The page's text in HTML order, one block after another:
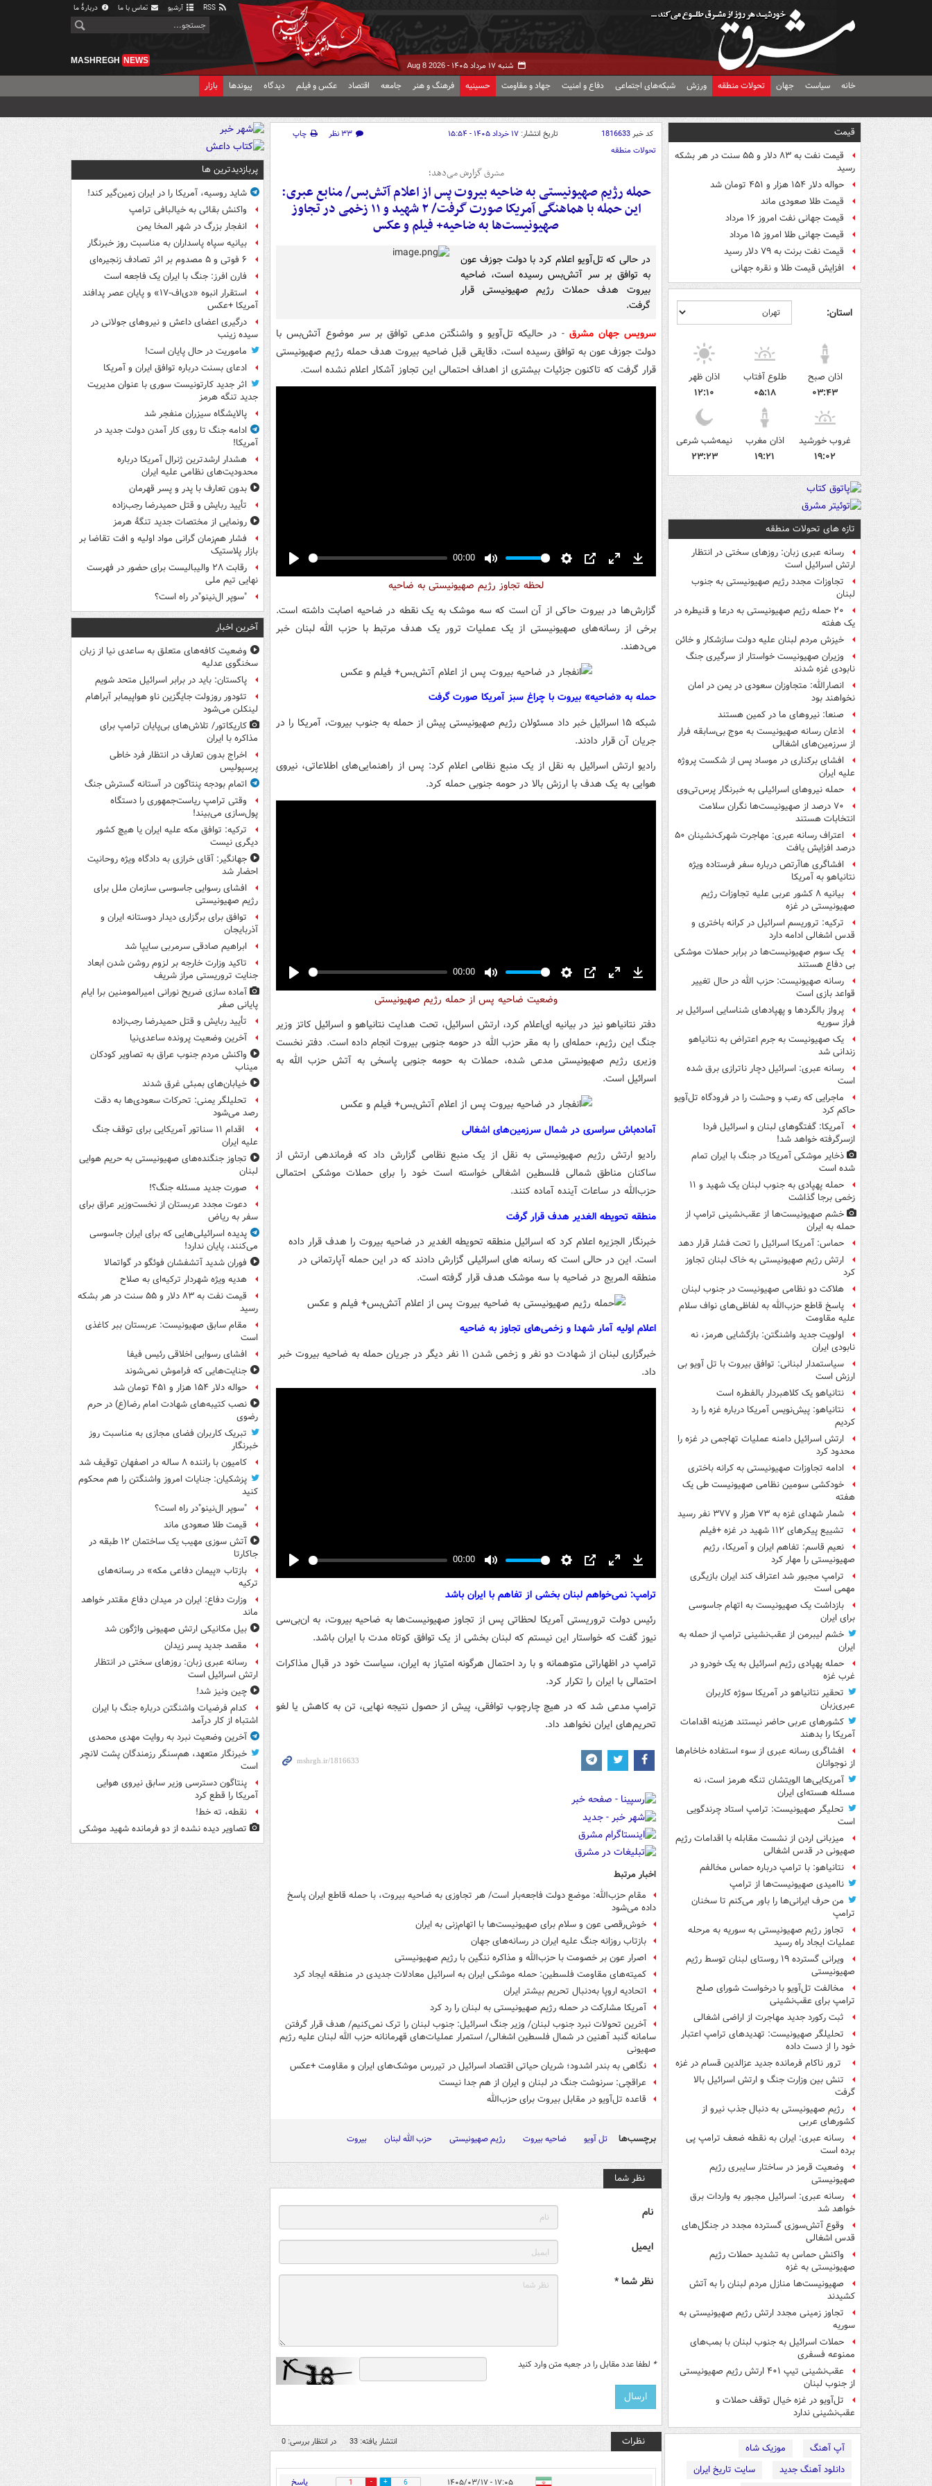
آرشیو تماس با ما دربارهٔ ما
شنبه ۱۷ مرداد ۱۴۰۵ - Aug 8 2026
MASHREGH NEWS
خانه سیاست جهان تحولات منطقه ورزش شبکه‌های اجتماعی دفاع و امنیت جهاد و مقاومت حسینیه فرهنگ و هنر جامعه اقتصاد عکس و فیلم دیدگاه پیوندها بازار
قیمت
قیمت نفت به ۸۳ دلار و ۵۵ سنت در هر بشکه
رسید
حواله دلار ۱۵۴ هزار و ۴۵۱ تومان شد
قیمت طلا صعودی ماند
قیمت جهانی نفت امروز ۱۶ مرداد
قیمت جهانی طلا امروز ۱۵ مرداد
قیمت نفت برنت به ۷۹ دلار رسید
افزایش قیمت طلا و نقره جهانی
استان:
اذان صبح
۰۳:۴۳
طلوع آفتاب
۰۵:۱۸
اذان ظهر
۱۲:۱۰
غروب خورشید
۱۹:۰۲
اذان مغرب
۱۹:۲۱
نیمه‌شب شرعی
۲۳:۲۳
تازه های تحولات منطقه
رسانه عبری زبان: روزهای سختی در انتظار
ارتش اسرائیل است
تجاوزات مجدد رژیم صهیونیستی به جنوب
لبنان
۲۰ حمله رژیم صهیونیستی به درعا و قنیطره در
یک هفته
خیزش مردم لبنان علیه دولت سازشکار و خائن
وزیران صهیونیست خواستار از سرگیری جنگ
نابودی غزه شدند
انصارالله: متجاوزان سعودی در یمن در امان
نخواهند بود
صنعا: نیروهای ما در کمین‌ هستند
اذعان رسانه صهیونیست به موج بی‌سابقه فرار
از سرزمین‌های اشغالی
افشای برکناری در موساد پس از شکست پروژه
علیه ایران
حمله نیروهای اسرائیلی به خبرنگار پرس‌تی‌وی
۷۰ درصد از صهیونیست‌ها نگران سلامت
انتخابات هستند
اعتراف رسانه عبری: مهاجرت شهرک‌نشینان ۵۰
درصد افزایش یافت
افشاگری هاآرتص درباره سفر فرستاده ویژه
نتانیاهو به آمریکا
بیانیه ۸ کشور عربی علیه تجاوزات رژیم
صهیونیستی در غزه
ترکیه: تروریسم اسرائیل در کرانه باختری و
قدس اشغالی ادامه دارد
یک‌ سوم صهیونیست‌ها در برابر حملات موشکی
بی دفاع هستند
رسانه صهیونیست: حزب الله در حال تغییر
قواعد بازی است
پرواز بالگردها و پهپادهای شناسایی اسرائیل بر
فراز سوریه
یک صهیونیست به جرم اعتراض به نتانیاهو
زندانی شد
رسانه عبری: اسرائیل دچار ناترازی برق شده
است
ماجرایی که رعب و وحشت را در فرودگاه تل‌آویو
حاکم کرد
آمریکا: گفتگوهای لبنان و اسرائیل فردا
ازسرگرفته خواهد شد!
ذخایر موشکی آمریکا در جنگ با ایران تمام
شده است
حمله پهپادی به جنوب لبنان یک شهید و ۱۱
زخمی برجا گذاشت
خشم صهیونیست‌ها از عقب‌نشینی ترامپ از
حمله به ایران
حماس: آمریکا اسرائیل را تحت فشار قرار دهد
ارتش رژیم صهیونیستی به خاک لبنان تجاوز
کرد
هلاکت دو نظامی صهیونیست در جنوب لبنان
پاسخ قاطع حزب‌الله به لفاظی‌های نواف سلام
علیه مقاومت
اولویت جدید واشنگتن: بازگشایی هرمز، نه
نابودی ایران
سیاستمدار لبنانی: توافق بیروت با تل آویو بی
ارزش است
نتانیاهو یک کلاهبردار بالفطره است
نتانیاهو: پیش‌نویس آمریکا درباره غزه را رد
کردیم
ارتش اسرائیل دامنه عملیات تهاجمی در غزه را
محدود کرد
ادامه تجاوزات صهیونیستی به کرانه باختری
خودکشی سومین نظامی صهیونیست طی یک
هفته
شمار شهدای غزه به ۷۳ هزار و ۳۷۷ نفر رسید
تشییع پیکرهای ۱۱۲ شهید در غزه +فیلم
نعیم قاسم: تفاهم ایران و آمریکا، رژیم
صهیونیستی را مهار کرد
ترامپ مجبور شد اعتراف کند ایران بازیگری
مهمی است
بازداشت یک صهیونیست به اتهام جاسوسی
برای ایران
خشم لیبرمن از عقب‌نشینی ترامپ از حمله به
ایران
حمله پهپادی رژیم اسرائیل به یک خودرو در
غرب غزه
تحقیر نتانیاهو در آمریکا سوژه کاربران
عبری‌زبان
کشورهای عربی حاضر نیستند هزینه اقدامات
آمریکا را بدهند
افشاگری رسانه عبری از سوء استفاده خاخام‌ها
از نوجوانان
آمریکایی‌ها الویتشان تنگه هرمز است، نه
مسئله هسته‌ای ایران
تحلیگر صهیونیست: ترامپ استاد چرندگویی
است
میزبانی اردن از نشست مقابله با اقدامات رژیم
صهیونی در قدس اشغالی
نتانیاهو: با ترامپ درباره حماس مخالفم
ناامیدی صهیونیست‌ها از ترامپ
من حرف ایرانی‌ها را باور می‌کنم تا سخنان
ترامپ
تجاوز رژیم صهیونیستی به سوریه به مرحله
عملیات ایجاد راه رسید
ویرانی گسترده ۱۹ روستای لبنان توسط رژیم
صهیونیستی
مخالفت تل‌آویو با درخواست شورای صلح
ترامپ برای عقب‌نشینی
ثبت رکورد جدید مهاجرت از اراضی اشغالی
تحلیلگر صهیونیست: تهدیدهای ترامپ اعتبار
خود را از دست داده
ترور ناکام فرمانده جدید عزالدین قسام در غزه
تنش بین وزارت جنگ و ارتش اسرائیل بالا
گرفت
رژیم صهیونیستی به دنبال جذب نیرو از
کشورهای عربی
رسانه عبری: ایران به نقطه ضعف ترامپ پی
برده است
وضعیت قرمز در ساختار سایبری رژیم
صهیونیستی
رسانه عبری: اسرائیل مجبور به واردات برق
خواهد شد
وقوع آتش‌سوزی گسترده مجدد در جنگل‌های
قدس اشغالی
واکنش حماس به تشدید حملات رژیم
صهیونیستی به غزه
صهیونیست‌ها منازل مردم لبنان را به ‌آتش
کشیدند
تجاوز زمینی مجدد ارتش رژیم صهیونیستی به
سوریه
حملات اسرائیل به جنوب لبنان با بمب‌های
ممنوعه فسفری
عقب‌نشینی تیپ ۴۰۱ ارتش رژیم صهیونیستی
از جنوب لبنان
تل‌آویو در غزه خیال توقف حملات و
عقب‌نشینی ندارد
آپ آهنگ
موزیک شاه
دانلود آهنگ جدید
سایت تاریخ ایران
کد خبر1816633 تاریخ انتشار: ۱۷ خرداد ۱۴۰۵ - ۱۵:۵۴ ۳۳ نظر
چاپ
تحولات منطقه
مشرق گزارش می‌دهد؛
حمله رژیم صهیونیستی به ضاحیه بیروت پس از اعلام آتش‌بس/ منابع عبری:
این حمله با هماهنگی آمریکا صورت گرفت/ ۲ شهید و ۱۱ زخمی در تجاوز
صهیونیست‌ها به ضاحیه+ فیلم و عکس
در حالی که تل‌آویو اعلام کرد با دولت جوزف عون
به توافق بر سر آتش‌بس رسیده است، ضاحیه
بیروت هدف حملات رژیم صهیونیستی قرار
گرفت.
سرویس جهان مشرق - در حالیکه تل‌آویو و واشنگتن مدعی توافق بر سر موضوع آتش‌بس با
دولت جوزف عون به توافق رسیده است، دقایقی قبل ضاحیه بیروت هدف حمله رژیم صهیونیستی
قرار گرفت که تاکنون جزئیات بیشتری از اهداف احتمالی این تجاوز آشکار اعلام نشده است.
00:00
لحظه تجاوز رژیم صهیونیستی به ضاحیه
گزارش‌ها در بیروت حاکی از آن است که سه موشک به یک نقطه در ضاحیه اصابت داشته است.
برخی از رسانه‌های صهیونیستی از یک عملیات ترور یک هدف مرتبط با حزب الله لبنان خبر
می‌دهند.
حمله به «ضاحیه» بیروت با چراغ سبز آمریکا صورت گرفت
شبکه ۱۵ اسرائیل خبر داد مسئولان رژیم صهیونیستی پیش از حمله به جنوب بیروت، آمریکا را در
جریان آن قرار دادند.
رادیو ارتش اسرائیل به نقل از یک منبع نظامی اعلام کرد: پس از راهنمایی‌های اطلاعاتی، نیروی
هوایی به یک هدف با ارزش بالا در حومه جنوبی حمله کرد.
00:00
وضعیت ضاحیه پس از حمله رژیم صهیونیستی
دفتر نتانیاهو نیز در بیانیه ای‌اعلام کرد، ارتش اسرائیل، تحت هدایت نتانیاهو و اسرائیل کاتز وزیر
جنگ این رژیم، حمله‌ای را به مقر حزب الله در حومه جنوبی بیروت انجام داده است. دفتر نخست
وزیری رژیم صهیونیستی مدعی شده، حملات به حومه جنوبی پاسخی به آتش حزب الله به
اسرائیل است.
آماده‌باش سراسری در شمال سرزمین‌های اشغالی
رادیو ارتش رژیم صهیونیستی به نقل از یک منبع نظامی گزارش داد که فرماندهی ارتش از
ساکنان مناطق شمالی فلسطین اشغالی خواسته است خود را برای حملات موشکی احتمالی
حزب‌الله در ساعات آینده آماده کنند.
منطقه تحویطه الغدیر هدف قرار گرفت
خبرنگار الجزیره اعلام کرد که اسرائیل منطقه تحویطه الغدیر در ضاحیه بیروت را هدف قرار داده
است. این در حالی است که رسانه های اسرائیلی گزارش دادند که در این حمله آپارتمانی در
منطقه المریج در ضاحیه با سه موشک هدف قرار گرفته است.
اعلام اولیه آمار شهدا و زخمی‌های تجاوز به ضاحیه
خبرگزاری لبنان از شهادت دو نفر و زخمی شدن ۱۱ نفر دیگر در جریان حمله به ضاحیه بیروت خبر
داد.
00:00
fullscreen
Download
ترامپ: نمی‌خواهم لبنان بخشی از تفاهم با ایران باشد
رئیس دولت تروریستی آمریکا لحظاتی پس از تجاوز صهیونیست‌ها به ضاحیه بیروت، به ان‌بی‌سی
نیوز گفت که خواستار این نیستم که لبنان بخشی از یک توافق کوتاه مدت با ایران باشد.
ترامپ در اظهاراتی متوهمانه و با رد احتمال هرگونه امتیاز به ایران، سیاست خود در قبال مذاکرات
احتمالی با ایران را تکرار کرد.
ترامپ مدعی شد که در هیچ چارچوب توافقی، پیش از حصول نتیجه نهایی، تن به کاهش یا لغو
تحریم‌های ایران نخواهد داد.
اخبار مرتبط
مقام حزب‌الله: موضع دولت فاجعه‌بار است/ هر تجاوزی به ضاحیه بیروت، با حمله قاطع ایران پاسخ
داده می‌شود
خوش‌رقصی عون و سلام برای صهیونیست‌ها با اتهام‌زنی به ایران
بازتاب روزانه جنگ علیه ایران در رسانه‌های جهان
اصرار عون بر خصومت با حزب‌الله و مذاکره ننگین با رژیم صهیونیستی
کمیته‌های مقاومت فلسطین: حمله موشکی ایران به اسرائیل معادلات جدیدی در منطقه ایجاد کرد
اتحادیه اروپا به‌دنبال تحریم بیشتر ایران
آمریکا مشارکت در حمله رژیم صهیونیستی به لبنان را رد کرد
آخرین تحولات نبرد جنوب لبنان/ وزیر جنگ اسرائیل: جنوب لبنان را ترک نمی‌کنیم/ هدف قرار گرفتن
سامانه گنبد آهنین در شمال فلسطین اشغالی/ استمرار عملیات‌های قهرمانانه حزب الله لبنان علیه رژیم
صهیونی
نگاهی به بندر اشدود؛ شریان حیاتی اقتصاد اسرائیل در تیررس موشک‌های ایران و مقاومت +عکس
عراقچی: سرنوشت جنگ در لبنان و ایران از هم جدا نیست
قاعده تل‌آویو در مقابل بیروت برای حزب‌الله
برچسب‌ها تل آویو ضاحیه بیروت رژیم صهیونیستی حزب الله لبنان بیروت
نظر شما
نام
ایمیل
نظر شما *
* لطفا عدد مقابل را در جعبه متن وارد کنید
نظرات انتشار یافته: 33 در انتظار بررسی: 0
۱۷:۰۵ - ۱۴۰۵/۰۳/۱۷ 6
1 پاسخ
پربازدیدترین ها
شاید روسیه، آمریکا را در ایران زمین‌گیر کند!
واکنش بقائی به خیالبافی ترامپ
انفجار بزرگ در شهر المخا یمن
بیانیه سپاه پاسداران به مناسبت روز خبرنگار
۶ فوتی و ۵ مصدوم بر اثر تصادف زنجیره‌ای
فارن افرز: جنگ با ایران یک فاجعه است
استقرار انبوه «دی‌اف‑۱۷» و پایان عصر پدافند
آمریکا +عکس
درگیری اعضای داعش و نیروهای جولانی در
سیده زینب
ماموریت در حال پایان است!
ادعای بسنت درباره توافق ایران و آمریکا
اثر جدید کارتونیست سوری با عنوان مدیریت
جدید تنگه هرمز
پالایشگاه سیزران منفجر شد
ادامه جنگ تا روی کار آمدن دولت جدید در
آمریکا!
هشدار ارشدترین ژنرال آمریکا درباره
محدودیت‌های نظامی علیه ایران
بدون تعارف با پدر و پسر قهرمان
تأیید ربایش و قتل حمیدرضا رجب‌زاده
رونمایی از مختصات جدید تنگۀ هرمز
فشار هم‌زمان گرانی مواد اولیه و افت تقاضا بر
بازار پلاستیک
رقابت ۲۸ والیبالیست برای حضور در فهرست
نهایی تیم ملی
"سوپر ال‌نینو"در راه است؟
آخرین اخبار
وضعیت کافه‌های متعلق به ساعدی نیا از زبان
سخنگوی عدلیه
پاکستان: باید در برابر اسرائیل متحد شویم
تئودور روزولت جایگزین ناو هواپیمابر آبراهام
لینکلن می‌شود
کاریکاتور/ تلاش‌های بی‌پایان ترامپ برای
مذاکره با ایران
اخراج بدون تعارف در انتظار فرد خاطی
پرسپولیس
اتمام بودجه پنتاگون در آستانه گسترش جنگ
وقتی ترامپ ریاست‌جمهوری را دستگاه
پول‌سازی می‌بیند!
ترکیه: توافق مکه علیه ایران یا هیچ کشور
دیگری نیست
جهانگیر: آقای خرازی به دادگاه ویژه روحانیت
احضار شد
افشای رسوایی جاسوسی سازمان ملل برای
رژیم صهیونیستی
توافق برای برگزاری دیدار دوستانه ایران و
آذربایجان
ابراهیم صادقی سرمربی سایپا شد
تاکید وزارت خارجه بر لزوم روشن شدن ابعاد
جنایت تروریستی مراز شریف
آماده سازی ضریح نورانی امیرالمومنین برا ایام
پایانی صفر
تأیید ربایش و قتل حمیدرضا رجب‌زاده
آخرین وضعیت پرونده ساعدی‌نیا
واکنش مردم جنوب عراق به تصاویر کودکان
میناب
خیابان‌های بمبئی غرق شدند
تحلیلگر یمنی: تحرکات سعودی‌ها به دقت
رصد می‌شود
اقدام ۱۱ سناتور آمریکایی برای توقف جنگ
علیه ایران
تجاوز جنگنده‌های صهیونیستی به حریم هوایی
لبنان
صورت جدید مسئله جنگ؟!
دعوت مجدد عربستان از نخست‌وزیر عراق برای
سفر به ریاض
پدیده اسرائیلی‌هایی که برای ایران جاسوسی
می‌کنند، پایان ندارد!
فوران شدید آتشفشان فوئگو در گواتمالا
هدیه ویژه شهردار ترکیه‌ای به صلاح
قیمت نفت به ۸۳ دلار و ۵۵ سنت در هر بشکه
رسید
مقام سابق صهیونیست: عربستان ببر کاغذی
است
افشای رسوایی اخلاقی رئیس فیفا
جنایت‌هایی که فراموش نمی‌شوند
حواله دلار ۱۵۴ هزار و ۴۵۱ تومان شد
نصب کتیبه‌های شهادت امام رضا(ع) در حرم
رضوی
تبریک کاربران فضای مجازی به مناسبت روز
خبرنگار
کامیون با راننده ۸ ساله در اصفهان توقیف شد
پزشکیان: جنایات امروز واشنگتن را هم محکوم
کنید
"سوپر ال‌نینو"در راه است؟
قیمت طلا صعودی ماند
آتش سوزی مهیب یک ساختمان ۱۲ طبقه در
جاکارتا
بازتاب «پیمان دفاعی مکه» در رسانه‌های
ترکیه
وزارت دفاع: ایران در میدان دفاع مقتدر خواهد
ماند
بیل مکانیکی ارتش صهیونی واژگون شد
مقصد جدید پسر زیدان
رسانه عبری زبان: روزهای سختی در انتظار
ارتش اسرائیل است
چین ونیز شد!
کدام فرضیات واشنگتن درباره جنگ با ایران
اشتباه از کار درآمد
آخرین وضعیت نبرد به روایت مهدی محمدی
خبرنگار متعهد، هم‌سنگر رزمندگان پشت لانچر
است
پنتاگون دسترسی وزیر سابق نیروی هوایی
آمریکا را قطع کرد
نقطه، ته خط!
تصاویر دیده‌ نشده از دو فرمانده شهید موشکی